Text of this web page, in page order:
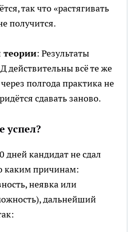
так что «растягивать
получится.
теории: Результаты
действительны всё те же
полгода практика не
сдавать заново.
успел?
дней кандидат не сдал
каким причинам:
неявка или
дальнейший